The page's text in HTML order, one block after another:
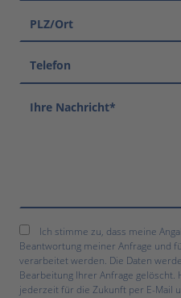
Ich stimme zu, dass meine
Beantwortung meiner Anfrage und
verarbeitet werden. Die Daten
Bearbeitung Ihrer Anfrage gelöscht.
jederzeit für die Zukunft per E-Mail